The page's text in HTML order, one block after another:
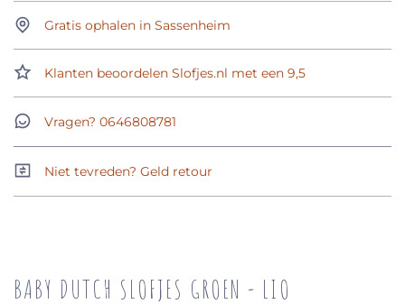
Gratis ophalen in Sassenheim
Klanten beoordelen Slofjes.nl met een 9,5
Vragen? 0646808781
Niet tevreden? Geld retour
BABY DUTCH SLOFJES GROEN - LIO